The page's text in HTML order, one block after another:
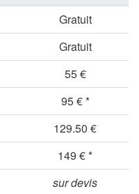
Gratuit
Gratuit
55 €
95 € *
129.50 €
149 € *
sur devis